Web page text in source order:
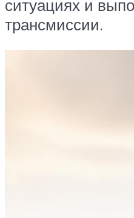
ситуациях и
трансмиссии.